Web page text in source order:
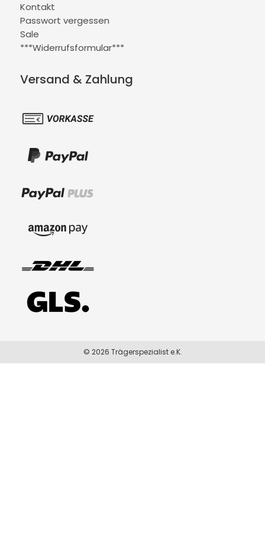
Kontakt
Passwort vergessen
Sale
***Widerrufsformular***
Versand & Zahlung
© 2026 Trägerspezialist e.K.